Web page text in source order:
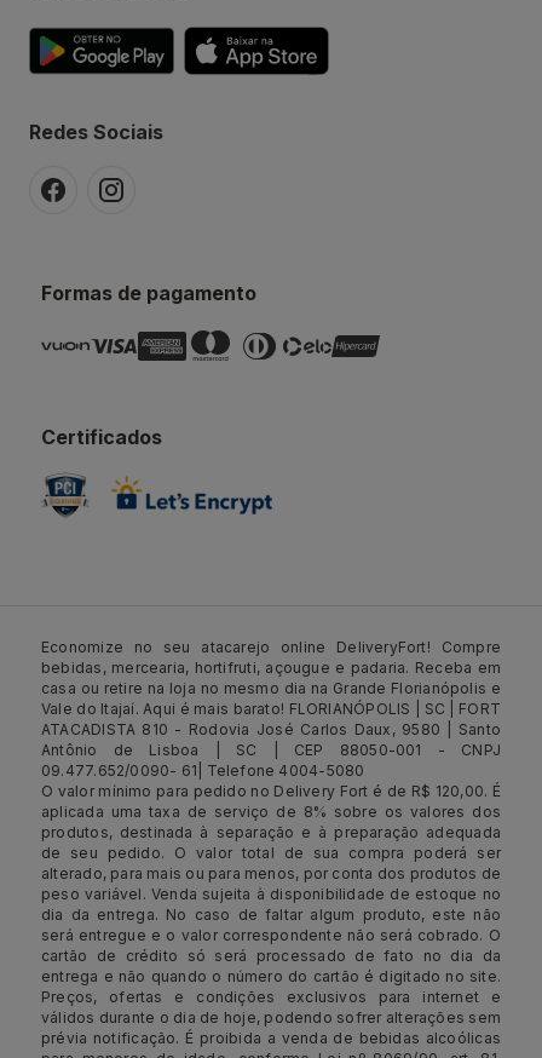
Redes Sociais
Formas de pagamento
Certificados
Economize no seu atacarejo online DeliveryFort! Compre
bebidas, mercearia, hortifruti, açougue e padaria. Receba em
casa ou retire na loja no mesmo dia na Grande Florianópolis e
Vale do Itajaí. Aqui é mais barato! FLORIANÓPOLIS | SC | FORT
ATACADISTA 810 - Rodovia José Carlos Daux, 9580 | Santo
Antônio de Lisboa | SC | CEP 88050-001 - CNPJ
09.477.652/0090- 61| Telefone 4004-5080
O valor mínimo para pedido no Delivery Fort é de R$ 120,00. É
aplicada uma taxa de serviço de 8% sobre os valores dos
produtos, destinada à separação e à preparação adequada
de seu pedido. O valor total de sua compra poderá ser
alterado, para mais ou para menos, por conta dos produtos de
peso variável. Venda sujeita à disponibilidade de estoque no
dia da entrega. No caso de faltar algum produto, este não
será entregue e o valor correspondente não será cobrado. O
cartão de crédito só será processado de fato no dia da
entrega e não quando o número do cartão é digitado no site.
Preços, ofertas e condições exclusivos para internet e
válidos durante o dia de hoje, podendo sofrer alterações sem
prévia notificação. É proibida a venda de bebidas alcoólicas